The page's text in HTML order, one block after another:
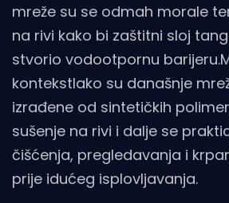
mreže su se odmah morale
na rivi kako bi zaštitni sloj
stvorio vodootpornu
kontekstIako su današnje
izrađene od sintetičkih
sušenje na rivi i dalje se
čišćenja, pregledavanja i
prije idućeg isplovljavanja.